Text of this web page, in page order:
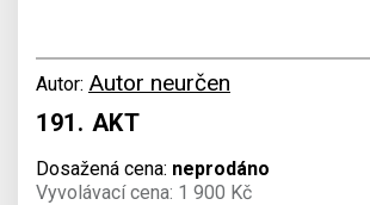
Autor: Autor neurčen
191. AKT
Dosažená cena: neprodáno
Vyvolávací cena: 1 900 Kč